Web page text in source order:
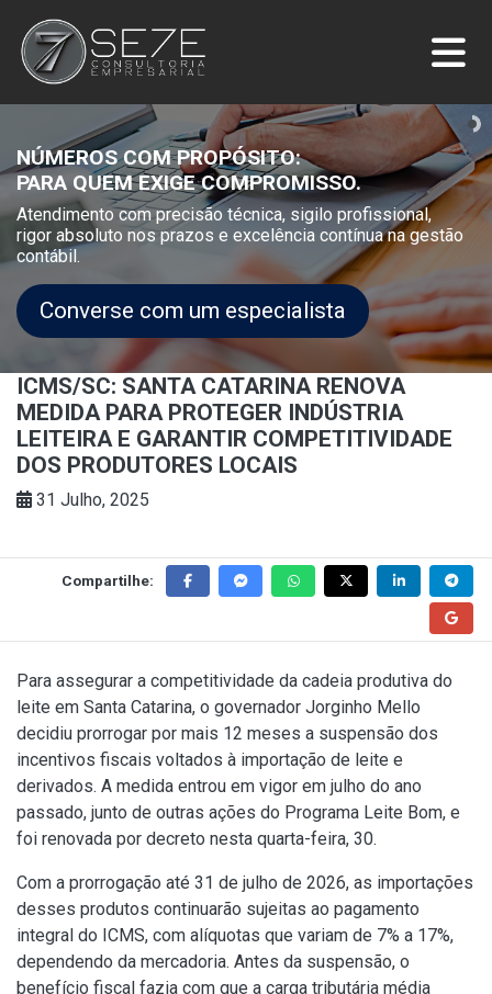
NÚMEROS COM PROPÓSITO:
PARA QUEM EXIGE COMPROMISSO.
Atendimento com precisão técnica, sigilo profissional,
rigor absoluto nos prazos e excelência contínua na gestão
contábil.
Converse com um especialista
ICMS/SC: SANTA CATARINA RENOVA
MEDIDA PARA PROTEGER INDÚSTRIA
LEITEIRA E GARANTIR COMPETITIVIDADE
DOS PRODUTORES LOCAIS
31 Julho, 2025
Compartilhe:
Para assegurar a competitividade da cadeia produtiva do
leite em Santa Catarina, o governador Jorginho Mello
decidiu prorrogar por mais 12 meses a suspensão dos
incentivos fiscais voltados à importação de leite e
derivados. A medida entrou em vigor em julho do ano
passado, junto de outras ações do Programa Leite Bom, e
foi renovada por decreto nesta quarta-feira, 30.
Com a prorrogação até 31 de julho de 2026, as importações
desses produtos continuarão sujeitas ao pagamento
integral do ICMS, com alíquotas que variam de 7% a 17%,
dependendo da mercadoria. Antes da suspensão, o
benefício fiscal fazia com que a carga tributária média